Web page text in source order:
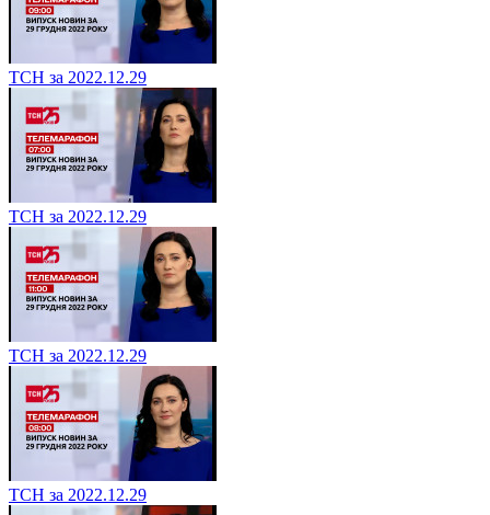
ТСН за 2022.12.29
ТСН за 2022.12.29
ТСН за 2022.12.29
ТСН за 2022.12.29